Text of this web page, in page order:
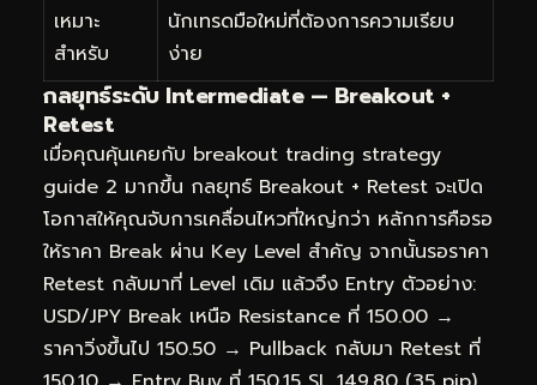
เหมาะ
สำหรับ
นักเทรดมือใหม่ที่ต้องการความเรียบ
ง่าย
กลยุทธ์ระดับ Intermediate — Breakout +
Retest
เมื่อคุณคุ้นเคยกับ breakout trading strategy
guide 2 มากขึ้น กลยุทธ์ Breakout + Retest จะเปิด
โอกาสให้คุณจับการเคลื่อนไหวที่ใหญ่กว่า หลักการคือรอ
ให้ราคา Break ผ่าน Key Level สำคัญ จากนั้นรอราคา
Retest กลับมาที่ Level เดิม แล้วจึง Entry ตัวอย่าง:
USD/JPY Break เหนือ Resistance ที่ 150.00 →
ราคาวิ่งขึ้นไป 150.50 → Pullback กลับมา Retest ที่